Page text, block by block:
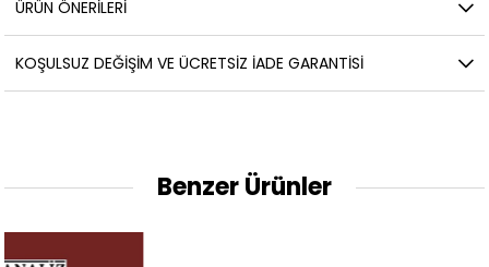
ÜRÜN ÖNERILERI
KOŞULSUZ DEĞIŞIM VE ÜCRETSIZ İADE GARANTISI
Benzer Ürünler